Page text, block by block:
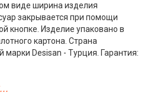
виде ширина изделия
закрывается при помощи
кнопке. Изделие упаковано в
картона. Страна
марки Desisan - Турция. Гарантия: